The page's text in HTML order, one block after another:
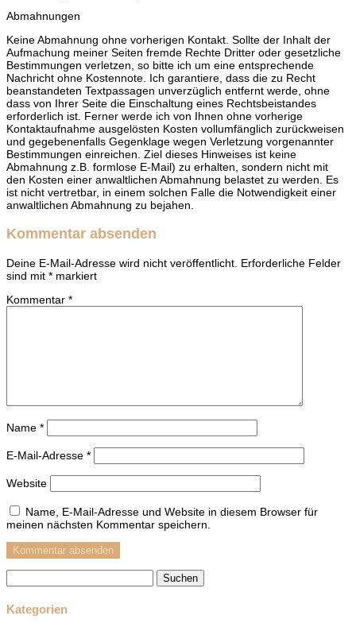
Abmahnungen
Keine Abmahnung ohne vorherigen Kontakt. Sollte der Inhalt der
Aufmachung meiner Seiten fremde Rechte Dritter oder gesetzliche
Bestimmungen verletzen, so bitte ich um eine entsprechende
Nachricht ohne Kostennote. Ich garantiere, dass die zu Recht
beanstandeten Textpassagen unverzüglich entfernt werde, ohne
dass von Ihrer Seite die Einschaltung eines Rechtsbeistandes
erforderlich ist. Ferner werde ich von Ihnen ohne vorherige
Kontaktaufnahme ausgelösten Kosten vollumfänglich zurückweisen
und gegebenenfalls Gegenklage wegen Verletzung vorgenannter
Bestimmungen einreichen. Ziel dieses Hinweises ist keine
Abmahnung z.B. formlose E-Mail) zu erhalten, sondern nicht mit
den Kosten einer anwaltlichen Abmahnung belastet zu werden. Es
ist nicht vertretbar, in einem solchen Falle die Notwendigkeit einer
anwaltlichen Abmahnung zu bejahen.
Kommentar absenden
Deine E-Mail-Adresse wird nicht veröffentlicht. Erforderliche Felder
sind mit * markiert
Kommentar *
Name *
E-Mail-Adresse *
Website
Name, E-Mail-Adresse und Website in diesem Browser für
meinen nächsten Kommentar speichern.
nach:
Kategorien